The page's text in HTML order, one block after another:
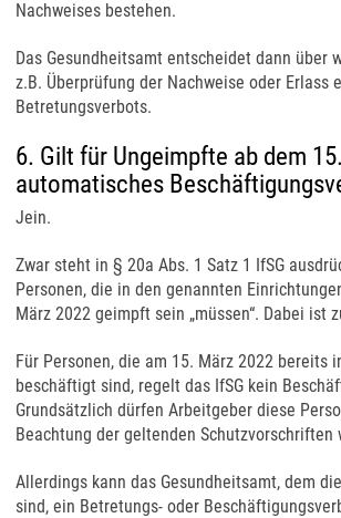
Nachweises bestehen.
Das Gesundheitsamt entscheidet dann über
z.B. Überprüfung der Nachweise oder Erlass
Betretungsverbots.
6. Gilt für Ungeimpfte ab dem
automatisches
Jein.
Zwar steht in § 20a Abs. 1 Satz 1 IfSG
Personen, die in den genannten
März 2022 geimpft sein „müssen“. Dabei ist
Für Personen, die am 15. März 2022 bereits
beschäftigt sind, regelt das IfSG kein
Grundsätzlich dürfen Arbeitgeber diese
Beachtung der geltenden
Allerdings kann das Gesundheitsamt, dem
sind, ein Betretungs- oder